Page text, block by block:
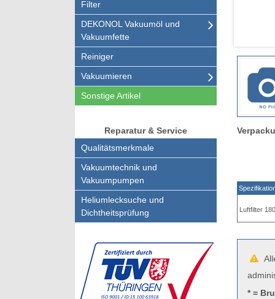
Filter
DEKONOL Vakuumöl und
Vakuumfette
Reiniger
Vakuumieren
Sonstige Artikel
Reparatur & Service
Qualitätsmerkmale
Vakuumtechnik und
Vakuumpumpen
Heliumlecksuche und
Dichtheitsprüfung
Luftfilter
* =